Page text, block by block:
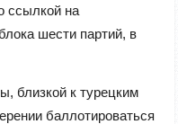
ссылкой на
шести партий, в
близкой к турецким
баллотироваться